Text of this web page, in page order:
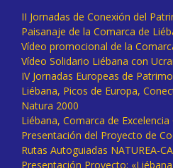
II Jornadas de Conexión del
Paisanaje de la Comarca de
Vídeo promocional de la
Vídeo Solidario Liébana con
IV Jornadas Europeas de
Liébana, Picos de Europa,
Natura 2000
Liébana, Comarca de
Presentación del Proyecto de
Rutas Autoguiadas NATUREA-
Presentación Proyecto: